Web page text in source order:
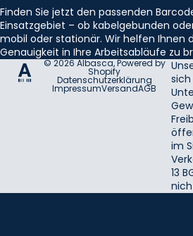
Finden Sie jetzt den passenden
Einsatzgebiet – ob kabelgebunden
mobil oder stationär. Wir helfen Ihnen
Genauigkeit in Ihre Arbeitsabläufe zu
© 2026Albasca, Powered by
Shopify
Datenschutzerklärung
ImpressumVersandAGB
im
13